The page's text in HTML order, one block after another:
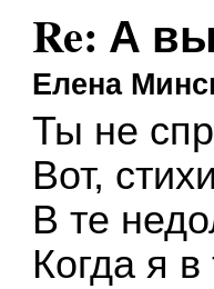
Re: А
Елена
Ты не
Вот,
В те
Когда я